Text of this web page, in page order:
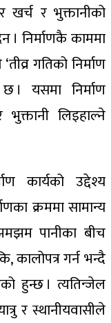
खर्च र भुक्तानीको
निर्माणकै काममा
गतिको निर्माण
। यसमा निर्माण
लिइहाल्ने
कार्यको उद्देश्य
क्रममा सामान्य
पानीका बीच
कालोपत्र गर्न भन्दै
हुन्छ । त्यतिन्जेल
र स्थानीयवासीले